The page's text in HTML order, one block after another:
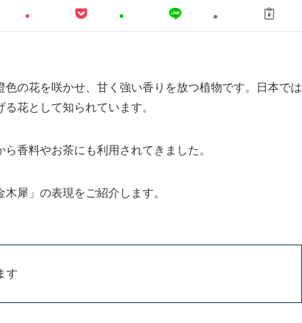
の花を咲かせ、甘く強い香りを放つ植物です。日本では
花として知られています。
香料やお茶にも利用されてきました。
犀」の表現をご紹介します。
す